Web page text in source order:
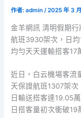
作者:admin/2025 年 3
金羊網訊 清明假期
航班3930架次，日
均勻天天運輸搭客17
近日，白云機場客流
天保證航班1307架
日輸送搭客達19.05
日搭客量初次衝破19